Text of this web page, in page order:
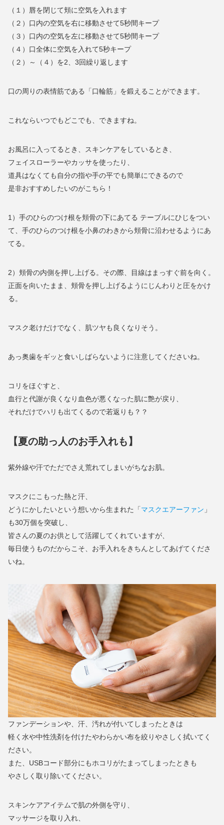
（１）唇を閉じて頬に空気を入れます
（２）口内の空気を右に移動させて5秒間キープ
（３）口内の空気を左に移動させて5秒間キープ
（４）口全体に空気を入れて5秒キープ
（２）～（４）を2、3回繰り返します
口の周りの表情筋である「口輪筋」を鍛えることができます。
これならいつでもどこでも、できますね。
お風呂に入ってるとき、スキンケアをしているとき、
フェイスローラーやカッサを使ったり、
道具はなくても自分の指や手の平でも簡単にできるので
是非おすすめしたいのがこちら！
1）手のひらのつけ根を頬骨の下にあてる テーブルにひじをつい
て、手のひらのつけ根を小鼻のわきから頬骨に沿わせるようにあ
てる。
2）頬骨の内側を押し上げる。その際、目線はまっすぐ前を向く。
正面を向いたまま、頬骨を押し上げるようにじんわりと圧をかけ
る。
マスク老けだけでなく、肌ツヤも良くなりそう。
あっ奥歯をギッと食いしばらないように注意してくださいね。
コリをほぐすと、
血行と代謝が良くなり血色が悪くなった肌に艶が戻り、
それだけでハリも出てくるので若返りも？？
【夏の助っ人のお手入れも】
紫外線や汗でただでさえ荒れてしまいがちなお肌。
マスクにこもった熱と汗、
どうにかしたいという想いから生まれた「マスクエアーファン 」
も30万個を突破し、
皆さんの夏のお供として活躍してくれていますが、
毎日使うものだからこそ、お手入れをきちんとしてあげてくださ
いね。
ファンデーションや、汗、汚れが付いてしまったときは
軽く水や中性洗剤を付けたやわらかい布を絞りやさしく拭いてく
ださい。
また、USBコード部分にもホコリがたまってしまったときも
やさしく取り除いてください。
スキンケアアイテムで肌の外側を守り、
マッサージを取り入れ、